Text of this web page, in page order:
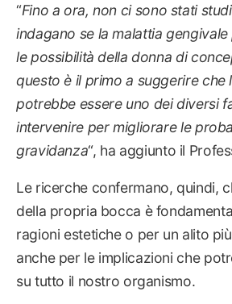
“Fino a ora, non ci sono stati
indagano se la malattia
le possibilità della donna di
questo è il primo a suggerire che
potrebbe essere uno dei diversi
intervenire per migliorare le
gravidanza“, ha aggiunto il
Le ricerche confermano, quindi,
della propria bocca è
ragioni estetiche o per un alito
anche per le implicazioni che
su tutto il nostro organismo.